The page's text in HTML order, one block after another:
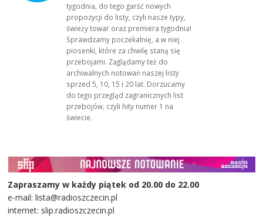
tygodnia, do tego garść nowych
propozycji do listy, czyli nasze typy,
świeży towar oraz premiera tygodnia!
Sprawdzamy poczekalnię, a w niej
piosenki, które za chwilę staną się
przebojami. Zaglądamy też do
archiwalnych notowań naszej listy
sprzed 5, 10, 15 i 20 lat. Dorzucamy
do tego przegląd zagranicznych list
przebojów, czyli hity numer 1 na
świecie.
Zapraszamy w każdy piątek od 20.00 do 22.00
e-mail: lista@radioszczecin.pl
internet: slip.radioszczecin.pl